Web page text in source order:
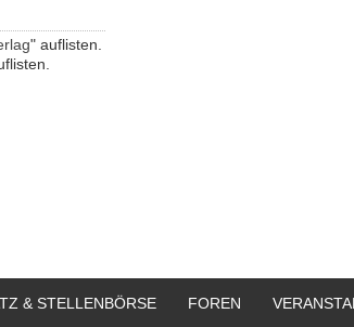
" auflisten.
& STELLENBÖRSE FOREN